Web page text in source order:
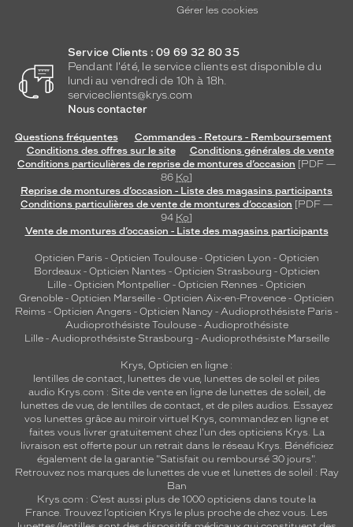
Gérer les cookies
Service Clients : 09 69 32 80 35
Pendant l'été, le service clients est disponible du
lundi au vendredi de 10h à 18h.
serviceclients@krys.com
Nous contacter
Questions fréquentes
Commandes - Retours - Remboursement
Conditions des offres sur le site
Conditions générales de vente
Conditions particulières de reprise de montures d’occasion [PDF —
86 Ko]
Reprise de montures d’occasion - Liste des magasins participants
Conditions particulières de vente de montures d’occasion [PDF —
94 Ko]
Vente de montures d’occasion - Liste des magasins participants
Opticien Paris - Opticien Toulouse- Opticien Lyon - Opticien
Bordeaux- Opticien Nantes - Opticien Strasbourg - Opticien
Lille - Opticien Montpellier - Opticien Rennes - Opticien
Grenoble - Opticien Marseille - Opticien Aix-en-Provence - Opticien
Reims - Opticien Angers - Opticien Nancy - Audioprothésiste Paris -
Audioprothésiste Toulouse- Audioprothésiste
Lille- Audioprothésiste Strasbourg - Audioprothésiste Marseille
Krys, Opticien en ligne :
lentilles de contact, lunettes de vue, lunettes de soleil et piles
audio Krys.com : Site de vente en ligne de lunettes de soleil, de
lunettes de vue, de lentilles de contact, et de piles audios. Essayez
vos lunettes grâce au miroir virtuel Krys, commandez en ligne et
faites vous livrer gratuitement chez l'un des opticiens Krys. La
livraison est offerte pour un retrait dans le réseau Krys. Bénéficiez
également de la garantie "Satisfait ou remboursé 30 jours".
Retrouvez nos marques de lunettes de vue et lunettes de soleil : Ray
Ban
Krys.com : C’est aussi plus de 1000 opticiens dans toute la
France. Trouvez l’opticien Krys le plus proche de chez vous. Les